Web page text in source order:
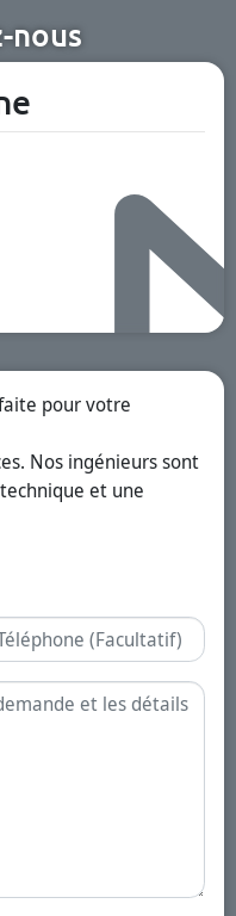
nous
pour votre
Nos ingénieurs sont
et une